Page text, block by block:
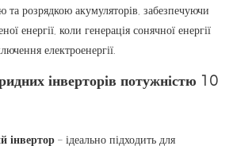
та розрядкою акумуляторів, забезпечуючи
енергії, коли генерація сонячної енергії
електроенергії.
інверторів потужністю 10
інвертор – ідеально підходить для